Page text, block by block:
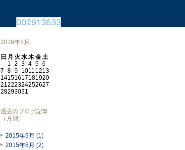
2016年8月
日 月 火 水木金土
1 2 3 4 5 6
7 8 9 1011 1213
14151617181920
21222324252627
28293031
過去のブログ記事
（月別）
2015年9月 (1)
2015年8月 (2)